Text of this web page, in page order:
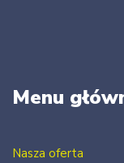
Menu
Nasza oferta